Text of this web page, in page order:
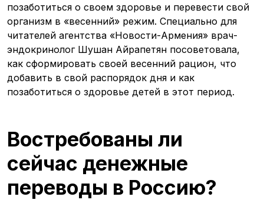
позаботиться о своем здоровье и перевести свой
организм в «весенний» режим. Специально для
читателей агентства «Новости-Армения» врач-
эндокринолог Шушан Айрапетян посоветовала,
как сформировать своей весенний рацион, что
добавить в свой распорядок дня и как
позаботиться о здоровье детей в этот период.
Востребованы ли
сейчас денежные
переводы в Россию?